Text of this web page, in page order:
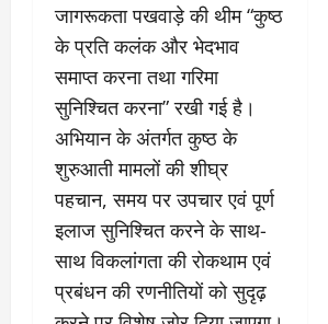
जागरूकता पखवाड़े की थीम “कुष्ठ
के प्रति कलंक और भेदभाव
समाप्त करना तथा गरिमा
सुनिश्चित करना” रखी गई है।
अभियान के अंतर्गत कुष्ठ के
शुरुआती मामलों की शीघ्र
पहचान, समय पर उपचार एवं पूर्ण
इलाज सुनिश्चित करने के साथ-
साथ विकलांगता की रोकथाम एवं
प्रबंधन की रणनीतियों को सुदृढ़